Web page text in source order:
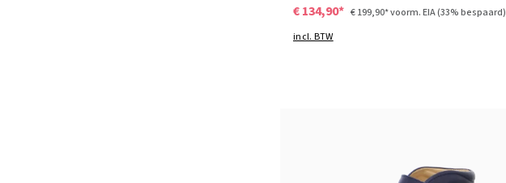
€ 134,90* € 199,90*voorm. EIA(33% bespaard)
incl. BTW